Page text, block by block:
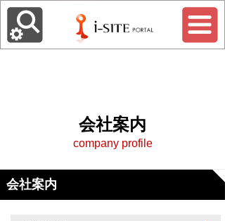
会社案内
company profile
会社案内